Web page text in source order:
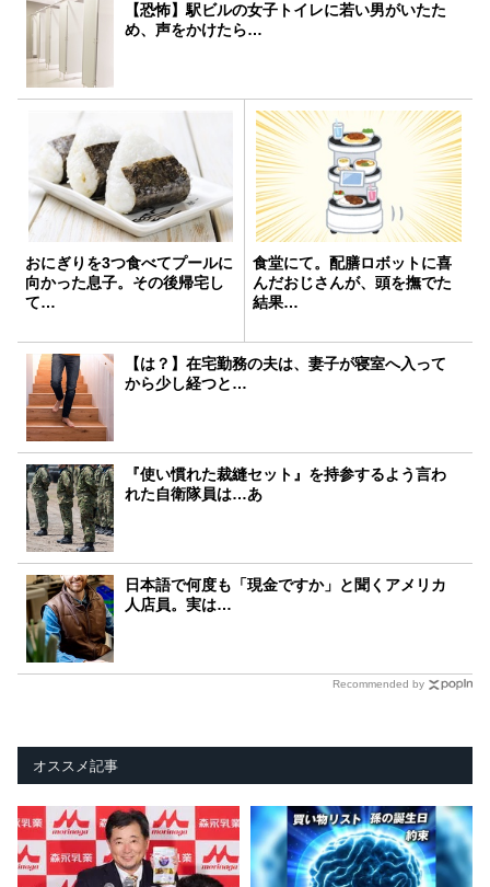
【恐怖】駅ビルの女子トイレに若い男がいたた
め、声をかけたら…
おにぎりを3つ食べてプールに
向かった息子。その後帰宅し
て…
食堂にて。配膳ロボットに喜
んだおじさんが、頭を撫でた
結果…
【は？】在宅勤務の夫は、妻子が寝室へ入って
から少し経つと…
『使い慣れた裁縫セット』を持参するよう言わ
れた自衛隊員は…あ
日本語で何度も「現金ですか」と聞くアメリカ
人店員。実は…
Recommended by
オススメ記事